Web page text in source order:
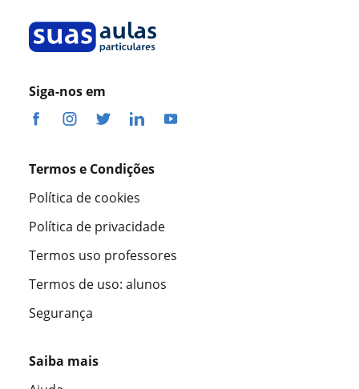
Siga-nos em
Termos e Condições
Política de cookies
Política de privacidade
Termos uso professores
Termos de uso: alunos
Segurança
Saiba mais